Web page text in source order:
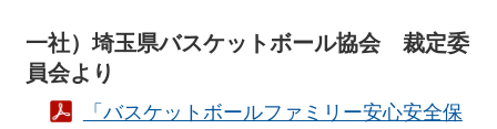
一社）埼玉県バスケットボール協会 裁定委
員会より
「バスケットボールファミリー安心安全保